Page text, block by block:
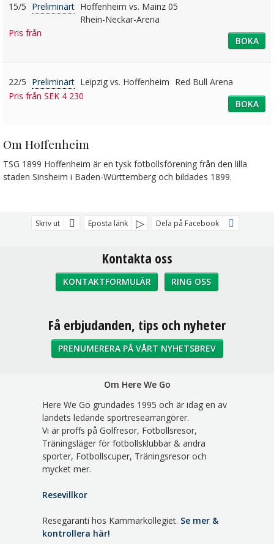
15/5 Preliminärt Hoffenheim vs. Mainz 05
Rhein-Neckar-Arena
Pris från
BOKA
22/5 Preliminärt Leipzig vs. Hoffenheim Red Bull Arena
Pris från SEK 4 230
BOKA
Om Hoffenheim
TSG 1899 Hoffenheim är en tysk fotbollsförening från den lilla
staden Sinsheim i Baden-Württemberg och bildades 1899.
Skriv ut Eposta länk Dela på Facebook
Kontakta oss
KONTAKTFORMULÄR RING OSS
Sociala medier
Få erbjudanden, tips och nyheter
PRENUMERERA PÅ VÅRT NYHETSBREV
Om Here We Go
Here We Go grundades 1995 och är idag en av
landets ledande sportresearrangörer.
Vi är proffs på Golfresor, Fotbollsresor,
Träningsläger för fotbollsklubbar & andra
sporter, Fotbollscuper, Träningsresor och
mycket mer.
Resevillkor
Resegaranti hos Kammarkollegiet. Se mer &
kontrollera här!